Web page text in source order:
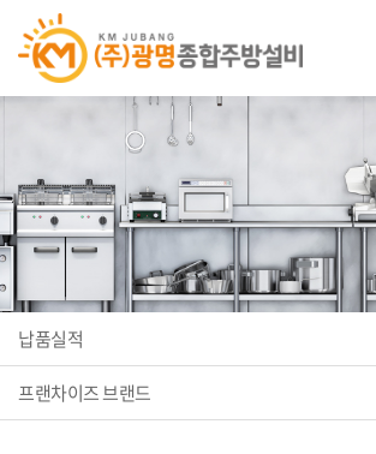
납품실적
프랜차이즈 브랜드